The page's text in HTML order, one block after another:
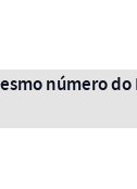
número do